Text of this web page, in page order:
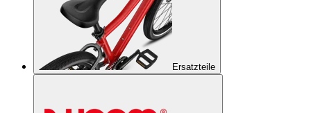
Ersatzteile